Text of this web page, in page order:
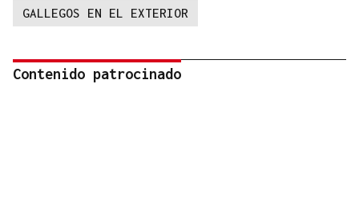
GALLEGOS EN EL EXTERIOR
Contenido patrocinado